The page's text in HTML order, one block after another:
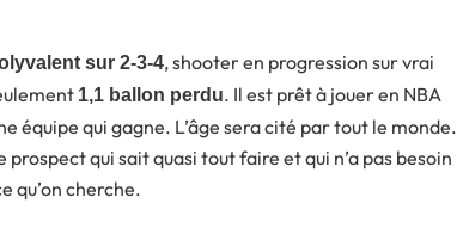
sur 2-3-4, shooter en progression sur vrai
1,1 ballon perdu. Il est prêt à jouer en NBA
équipe qui gagne. L’âge sera cité par tout le monde.
qui sait quasi tout faire et qui n’a pas besoin
qu’on cherche.